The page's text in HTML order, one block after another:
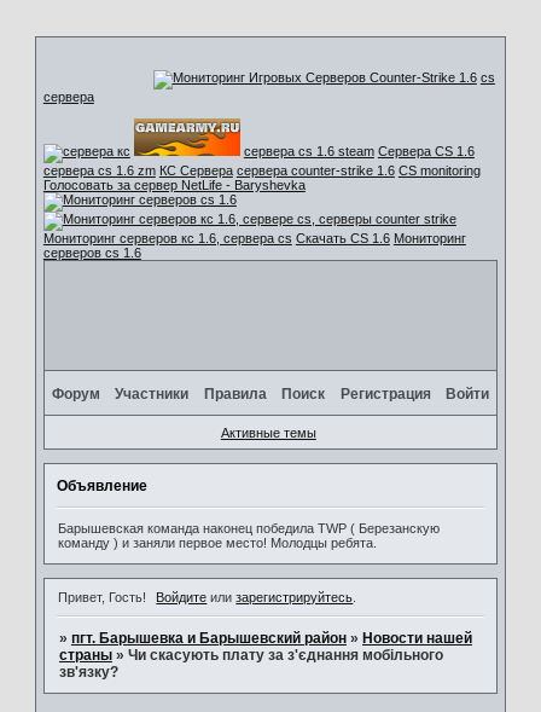
cs
сервера
сервера cs 1.6 steam Сервера CS 1.6
сервера cs 1.6 zm КС Сервера сервера counter-strike 1.6 CS monitoring
Голосовать за сервер NetLife - Baryshevka
Мониторинг серверов кс 1.6, сервера cs Скачать CS 1.6 Мониторинг
серверов cs 1.6
Форум Участники Правила Поиск Регистрация Войти
Активные темы
Объявление
Барышевская команда наконец победила TWP ( Березанскую
команду ) и заняли первое место! Молодцы ребята.
Привет, Гость! Войдите илизарегистрируйтесь
» пгт. Барышевка и Барышевский район » Новости нашей
страны » Чи скасують плату за з'єднання мобільного
зв'язку?